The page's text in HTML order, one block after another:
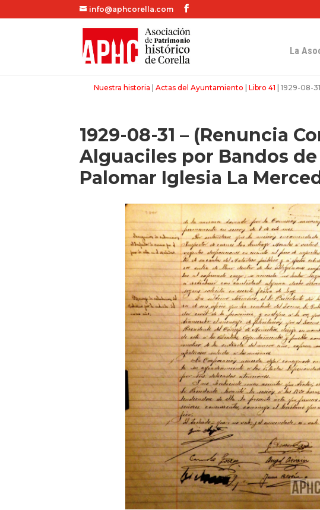
info@aphcorella.com
La
Nuestra historia Actas del Ayuntamiento Libro 41
1929-08-
1929-08-31 – (Renuncia
Alguaciles por Bandos
Palomar Iglesia La